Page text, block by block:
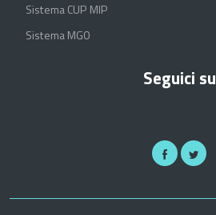
Sistema CUP MIP
Sistema MGO
Seguici su